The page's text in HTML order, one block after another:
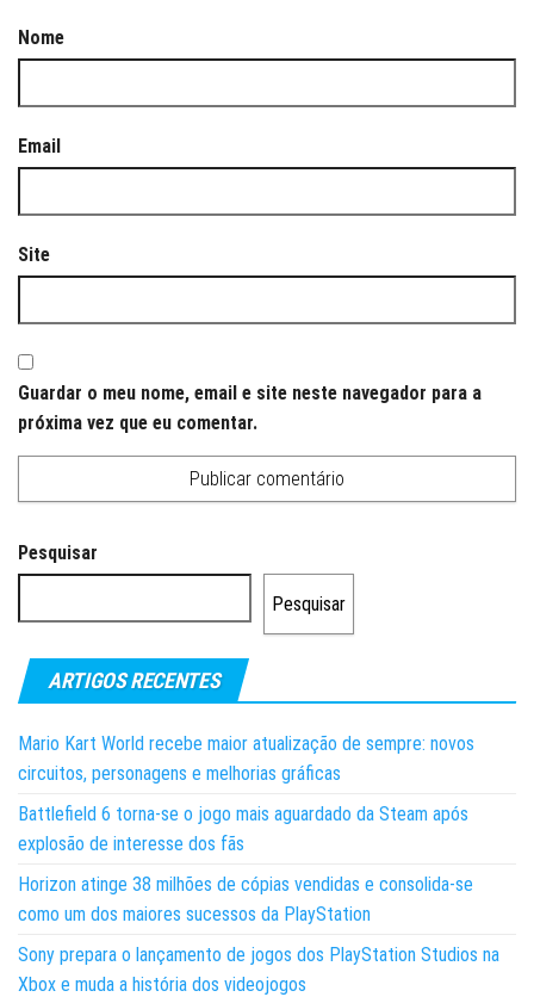
Nome
Email
Site
Guardar o meu nome, email e site neste navegador para a
próxima vez que eu comentar.
Pesquisar
Pesquisar
ARTIGOS RECENTES
Mario Kart World recebe maior atualização de sempre: novos
circuitos, personagens e melhorias gráficas
Battlefield 6 torna-se o jogo mais aguardado da Steam após
explosão de interesse dos fãs
Horizon atinge 38 milhões de cópias vendidas e consolida-se
como um dos maiores sucessos da PlayStation
Sony prepara o lançamento de jogos dos PlayStation Studios na
Xbox e muda a história dos videojogos